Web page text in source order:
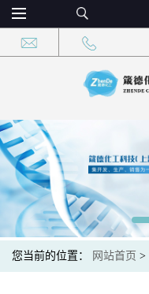
您当前的位置： 网站首页 >